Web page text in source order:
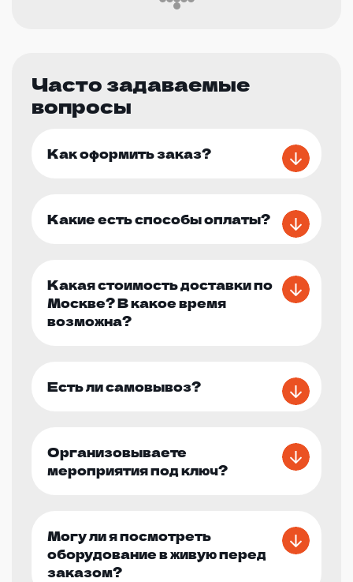
Часто задаваемые
вопросы
Как оформить заказ?
Какие есть способы оплаты?
Какая стоимость доставки по
Москве? В какое время
возможна?
Есть ли самовывоз?
Организовываете
мероприятия под ключ?
Могу ли я посмотреть
оборудование в живую перед
заказом?